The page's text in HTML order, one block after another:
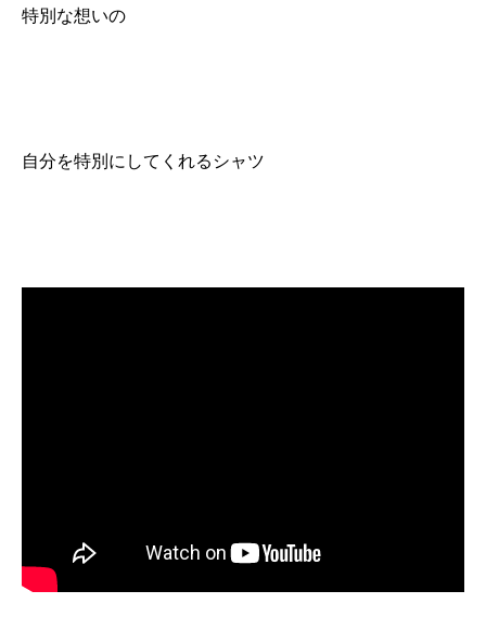
特別な想いの
自分を特別にしてくれるシャツ